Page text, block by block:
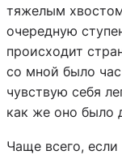
тяжелым
очередную
происходит
со мной было
чувствую себя
как же оно было
Чаще всего, если